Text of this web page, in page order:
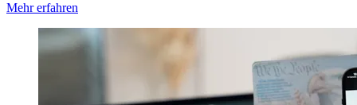
Mehr erfahren